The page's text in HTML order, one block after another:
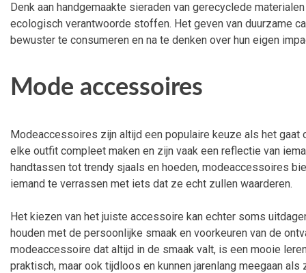
Denk aan handgemaakte sieraden van gerecyclede
ecologisch verantwoorde stoffen. Het geven van duurzame
bewuster te consumeren en na te denken over hun eigen
Mode accessoires
Modeaccessoires zijn altijd een populaire keuze als het gaat
elke outfit compleet maken en zijn vaak een reflectie van
handtassen tot trendy sjaals en hoeden, modeaccessoires
iemand te verrassen met iets dat ze echt zullen waarderen.
Het kiezen van het juiste accessoire kan echter soms
houden met de persoonlijke smaak en voorkeuren van de
modeaccessoire dat altijd in de smaak valt, is een mooie
praktisch, maar ook tijdloos en kunnen jarenlang meegaan